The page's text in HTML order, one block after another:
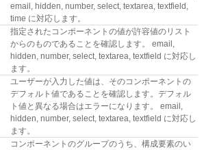
email, hidden, number, select, textarea, textfield,
time に対応します。
指定されたコンポーネントの値が許容値のリスト
からのものであることを確認します。 email,
hidden, number, select, textarea, textfield に対応し
ます。
ユーザーが入力した値は、そのコンポーネントの
デフォルト値であることを確認します。デフォル
ト値と異なる場合はエラーになります。 email,
hidden, number, select, textarea, textfield に対応し
ます。
コンポーネントのグループのうち、構成要素のい